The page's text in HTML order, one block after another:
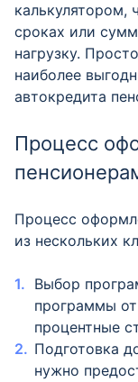
калькулятором,
сроках или
нагрузку.
наиболее
автокредита
Процесс
Процесс
из нескольких
Выбор
программы
процентные
Подготовка
нужно